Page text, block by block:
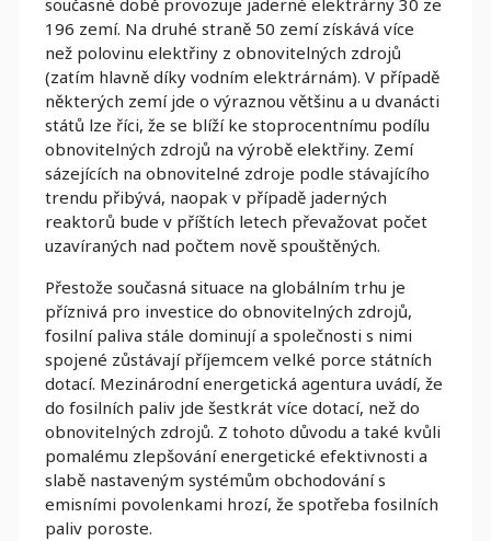
současné době provozuje jaderné elektrárny 30 ze
196 zemí. Na druhé straně 50 zemí získává více
než polovinu elektřiny z obnovitelných zdrojů
(zatím hlavně díky vodním elektrárnám). V případě
některých zemí jde o výraznou většinu a u dvanácti
států lze říci, že se blíží ke stoprocentnímu podílu
obnovitelných zdrojů na výrobě elektřiny. Zemí
sázejících na obnovitelné zdroje podle stávajícího
trendu přibývá, naopak v případě jaderných
reaktorů bude v příštích letech převažovat počet
uzavíraných nad počtem nově spouštěných.
Přestože současná situace na globálním trhu je
příznivá pro investice do obnovitelných zdrojů,
fosilní paliva stále dominují a společnosti s nimi
spojené zůstávají příjemcem velké porce státních
dotací. Mezinárodní energetická agentura uvádí, že
do fosilních paliv jde šestkrát více dotací, než do
obnovitelných zdrojů. Z tohoto důvodu a také kvůli
pomalému zlepšování energetické efektivnosti a
slabě nastaveným systémům obchodování s
emisními povolenkami hrozí, že spotřeba fosilních
paliv poroste.